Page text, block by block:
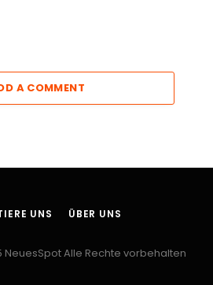
A COMMENT
UNS ÜBER UNS
Alle Rechte vorbehalten